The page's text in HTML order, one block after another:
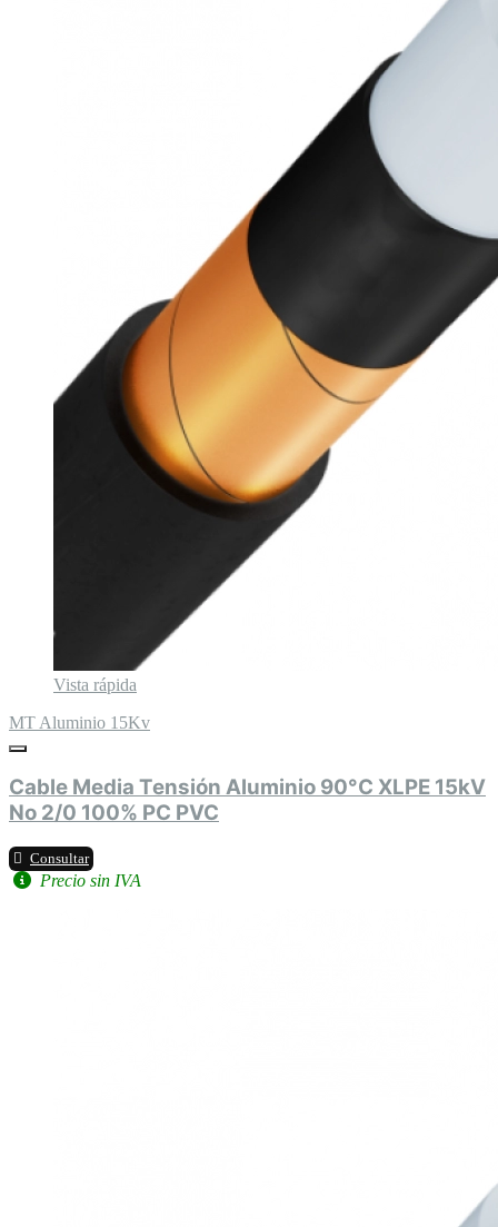
Vista rápida
MT Aluminio 15Kv
Cable Media Tensión Aluminio 90°C XLPE 15kV
No 2/0 100% PC PVC
Consultar
Precio sin IVA